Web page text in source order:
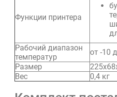
Функции принтера
Рабочий диапазон
температур
от -10
Размер
Вес
0,4 кг